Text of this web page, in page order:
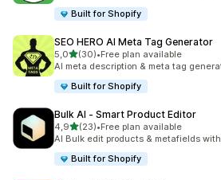
Built for Shopify
SEO HERO AI Meta Tag Generator
5,0av 5 stjerner
(30)
Totalt 30 omtaler
•Free plan available
AI meta description & meta tag
Built for Shopify
Bulk AI ‑ Smart Product Editor
4,9av 5 stjerner
(23)
Totalt 23 omtaler
•Free plan available
AI Bulk edit products & metafields
Built for Shopify